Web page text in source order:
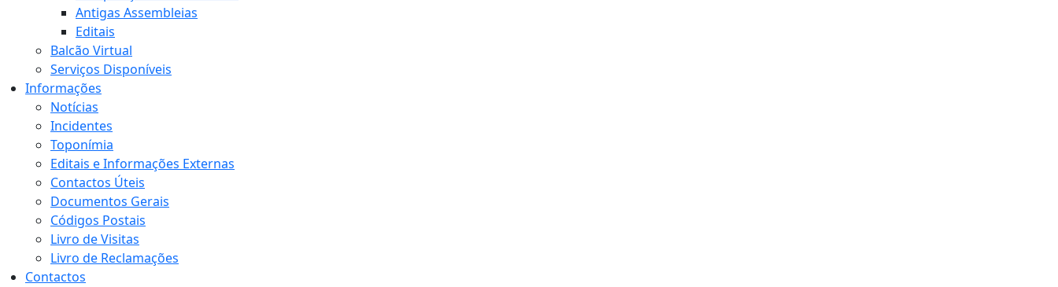
Antigas Assembleias
Editais
Balcão Virtual
Serviços Disponíveis
Informações
Notícias
Incidentes
Toponímia
Editais e Informações Externas
Contactos Úteis
Documentos Gerais
Códigos Postais
Livro de Visitas
Livro de Reclamações
Contactos